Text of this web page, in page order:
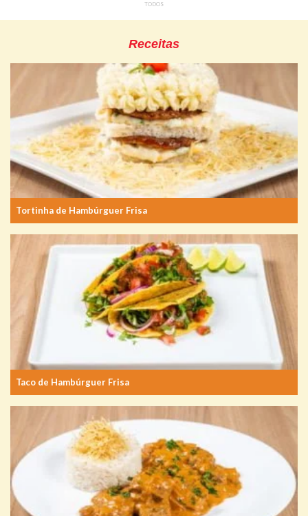
TODOS
Receitas
Tortinha de Hambúrguer Frisa
Taco de Hambúrguer Frisa